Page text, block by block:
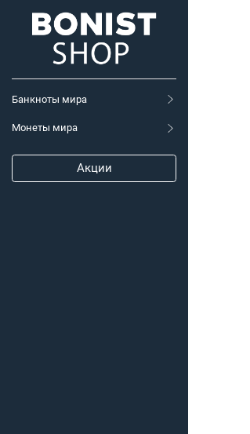
Банкноты мира
Монеты мира
Акции